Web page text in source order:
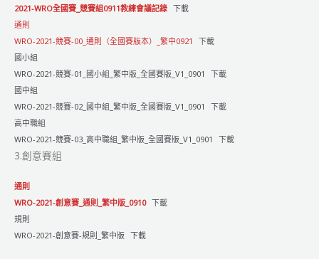
意
【隊
名
&
程
時
間】
2021-WRO全國賽_競賽組0911教練會議記錄 下載
通則
WRO-2021-競賽-00_通則（全國賽版本）_繁中0921
下載
國小組
WRO-2021-競賽-01_國小組_繁中版_全國賽版_V1_0901
下載
國中組
WRO-2021-競賽-02_國中組_繁中版_全國賽版_V1_0901
下載
高中職組
WRO-2021-競賽-03_高中職組_繁中版_全國賽版_V1_0901
下載
3.創意賽組
通則
WRO-2021-創意賽_通則_繁中版_0910 下載
規則
WRO-2021-創意賽-規則_繁中版
下載